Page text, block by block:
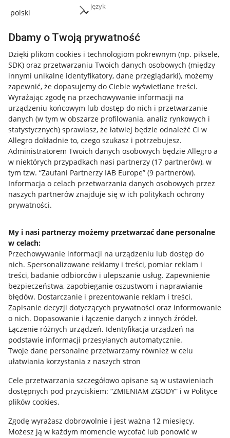
język
Dbamy o Twoją prywatność
Dzięki plikom cookies i technologiom pokrewnym (np. piksele,
SDK) oraz przetwarzaniu Twoich danych osobowych (między
innymi unikalne identyfikatory, dane przeglądarki), możemy
zapewnić, że dopasujemy do Ciebie wyświetlane treści.
Wyrażając zgodę na przechowywanie informacji na
urządzeniu końcowym lub dostęp do nich i przetwarzanie
danych (w tym w obszarze profilowania, analiz rynkowych i
statystycznych) sprawiasz, że łatwiej będzie odnaleźć Ci w
Allegro dokładnie to, czego szukasz i potrzebujesz.
Administratorem Twoich danych osobowych będzie Allegro a
w niektórych przypadkach nasi partnerzy (17 partnerów), w
tym tzw. “Zaufani Partnerzy IAB Europe” (9 partnerów).
Informacja o celach przetwarzania danych osobowych przez
naszych partnerów znajduje się w ich politykach ochrony
prywatności.
My i nasi partnerzy możemy przetwarzać dane personalne
w celach:
Przechowywanie informacji na urządzeniu lub dostęp do
nich. Spersonalizowane reklamy i treści, pomiar reklam i
treści, badanie odbiorców i ulepszanie usług. Zapewnienie
bezpieczeństwa, zapobieganie oszustwom i naprawianie
błędów. Dostarczanie i prezentowanie reklam i treści.
Zapisanie decyzji dotyczących prywatności oraz informowanie
o nich. Dopasowanie i łączenie danych z innych źródeł.
Łączenie różnych urządzeń. Identyfikacja urządzeń na
podstawie informacji przesyłanych automatycznie.
Twoje dane personalne przetwarzamy również w celu
ułatwiania korzystania z naszych stron
Cele przetwarzania szczegółowo opisane są w ustawieniach
dostępnych pod przyciskiem: “ZMIENIAM ZGODY” i w Polityce
plików cookies.
Zgodę wyrażasz dobrowolnie i jest ważna 12 miesięcy.
Możesz ją w każdym momencie wycofać lub ponowić w
Przydatne informacje
Jak to działa
Napisz do nas
Allegro Gadane dla sprzedających
Allegro Gadane dla kupujących
Mapa miejscowości
Informacje prawne
Polityka plików "cookies"
Ustawienia plików "cookies"
Udostępnianie lokalizacji
Informacje dla Aktu o Usługach Cyfrowych
Pobierz aplikację